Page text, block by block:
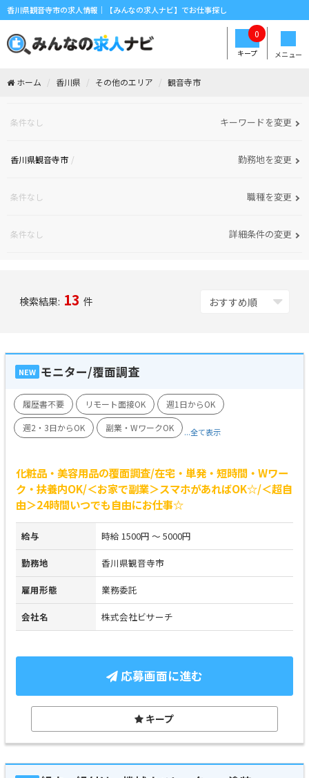
香川県観音寺市の求人情報｜【みんなの求人ナビ】でお仕事探し
メニュー
キープ
0
ホーム 香川県 その他のエリア 観音寺市
条件なし キーワードを変更
香川県観音寺市 勤務地を変更
条件なし 職種を変更
条件なし 詳細条件の変更
検索結果: 13 件
NEW モニター/覆面調査
履歴書不要 リモート面接OK
週1日からOK
週2・3日からOK
副業・WワークOK ...全て表示
化粧品・美容用品の覆面調査/在宅・単発・短時間・Wワー
ク・扶養内OK/＜お家で副業＞スマホがあればOK☆/＜超自
由＞24時間いつでも自由にお仕事☆
給与 時給 1500円 ～ 5000円
勤務地 香川県観音寺市
雇用形態 業務委託
会社名 株式会社ビサーチ
応募画面に進む
キープ